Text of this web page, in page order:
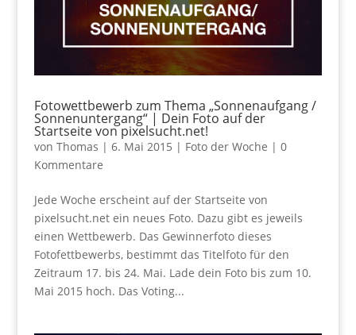
Fotowettbewerb zum Thema „Sonnenaufgang /
Sonnenuntergang“ | Dein Foto auf der
Startseite von pixelsucht.net!
von Thomas | 6. Mai 2015 | Foto der Woche | 0
Kommentare
Jede Woche erscheint auf der Startseite von
pixelsucht.net ein neues Foto. Dazu gibt es jeweils
einen Wettbewerb. Das Gewinnerfoto dieses
Fotofettbewerbs, bestimmt das Titelfoto für den
Zeitraum 17. bis 24. Mai. Lade dein Foto bis zum 10.
Mai 2015 hoch. Das Voting...